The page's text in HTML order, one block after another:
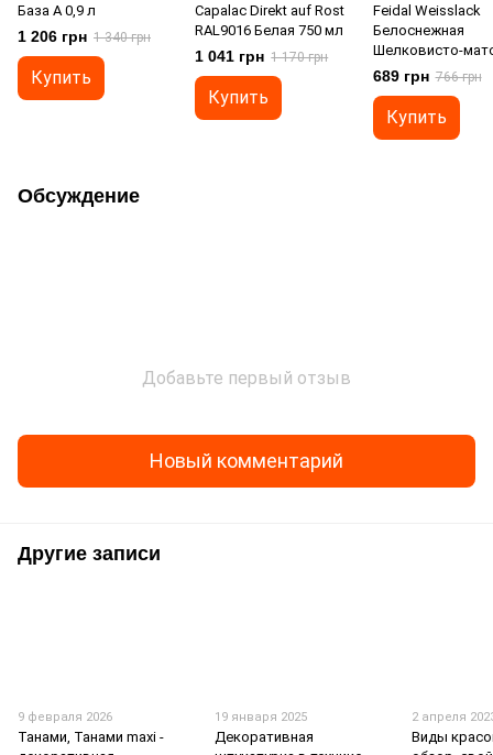
База А 0,9 л
1 206 грн 1 340 грн
Купить
Capalac Direkt auf Rost
RAL9016 Белая 750 мл
1 041 грн 1 170 грн
Купить
Feidal Weisslack
Белоснежная
Шелковисто-
л
689 грн 766 грн
Купить
Обсуждение
Добавьте первый отзыв
Новый комментарий
Другие записи
9 февраля 2026
Танами, Танами maxi -
19 января 2025
Декоративная
2 апреля
Виды